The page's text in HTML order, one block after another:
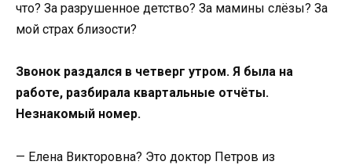
что? За разрушенное детство? За мамины слёзы? За
мой страх близости?
Звонок раздался в четверг утром. Я была на
работе, разбирала квартальные отчёты.
Незнакомый номер.
— Елена Викторовна? Это доктор Петров из